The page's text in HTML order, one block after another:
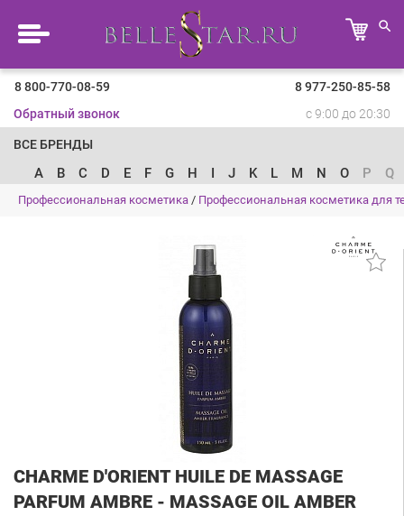
8 800-770-08-59
8 977-250-85-58
Обратный звонок
с 9:00 до 20:30
ВСЕ БРЕНДЫ
A B C D E F G H I J K L M N O P Q
Профессиональная косметика / Профессиональная косметика для
CHARME D'ORIENT HUILE DE MASSAGE
PARFUM AMBRE - MASSAGE OIL AMBER